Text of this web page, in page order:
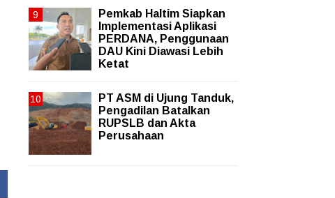
Pemkab Haltim Siapkan
Implementasi Aplikasi
PERDANA, Penggunaan
DAU Kini Diawasi Lebih
Ketat
PT ASM di Ujung Tanduk,
Pengadilan Batalkan
RUPSLB dan Akta
Perusahaan